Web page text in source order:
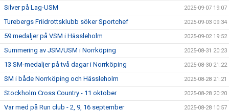
Silver på Lag-USM 2025-09-07 19:07
Turebergs Friidrottsklubb söker Sportchef 2025-09-03 09:34
59 medaljer på VSM i Hässleholm 2025-09-02 19:52
Summering av JSM/USM i Norrköping 2025-08-31 20:23
13 SM-medaljer på två dagar i Norrköping 2025-08-30 21:22
SM i både Norrköping och Hässleholm 2025-08-28 21:21
Stockholm Cross Country - 11 oktober 2025-08-28 20:20
Var med på Run club - 2, 9, 16 september 2025-08-28 10:57